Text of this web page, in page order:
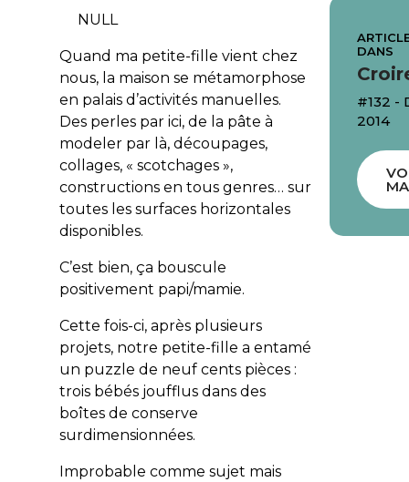
NULL
Quand ma petite-fille vient chez
nous, la maison se métamorphose
en palais d’activités manuelles.
Des perles par ici, de la pâte à
modeler par là, découpages,
collages, « scotchages »,
constructions en tous genres… sur
toutes les surfaces horizontales
disponibles.
C’est bien, ça bouscule
positivement papi/mamie.
Cette fois-ci, après plusieurs
projets, notre petite-fille a entamé
un puzzle de neuf cents pièces :
trois bébés joufflus dans des
boîtes de conserve
surdimensionnées.
Improbable comme sujet mais
DANS
#132 -
2014